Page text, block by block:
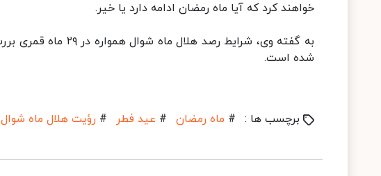
خواهند کرد که آیا ماه رمضان ادامه دارد یا خیر.
شده است.
برچسب ها : # ماه رمضان # عید فطر # رؤیت هلال ماه شوال